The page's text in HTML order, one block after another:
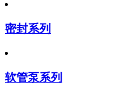
密封系列
软管泵系列